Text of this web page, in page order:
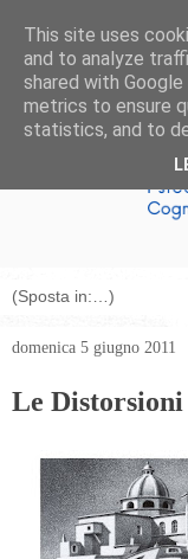
domenica 5 giugno 2011
Le
This site uses
and to analyze
shared with
metrics to ensure
statistics, and to